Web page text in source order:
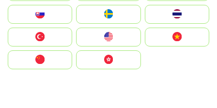
United States
中國香港特別行政區